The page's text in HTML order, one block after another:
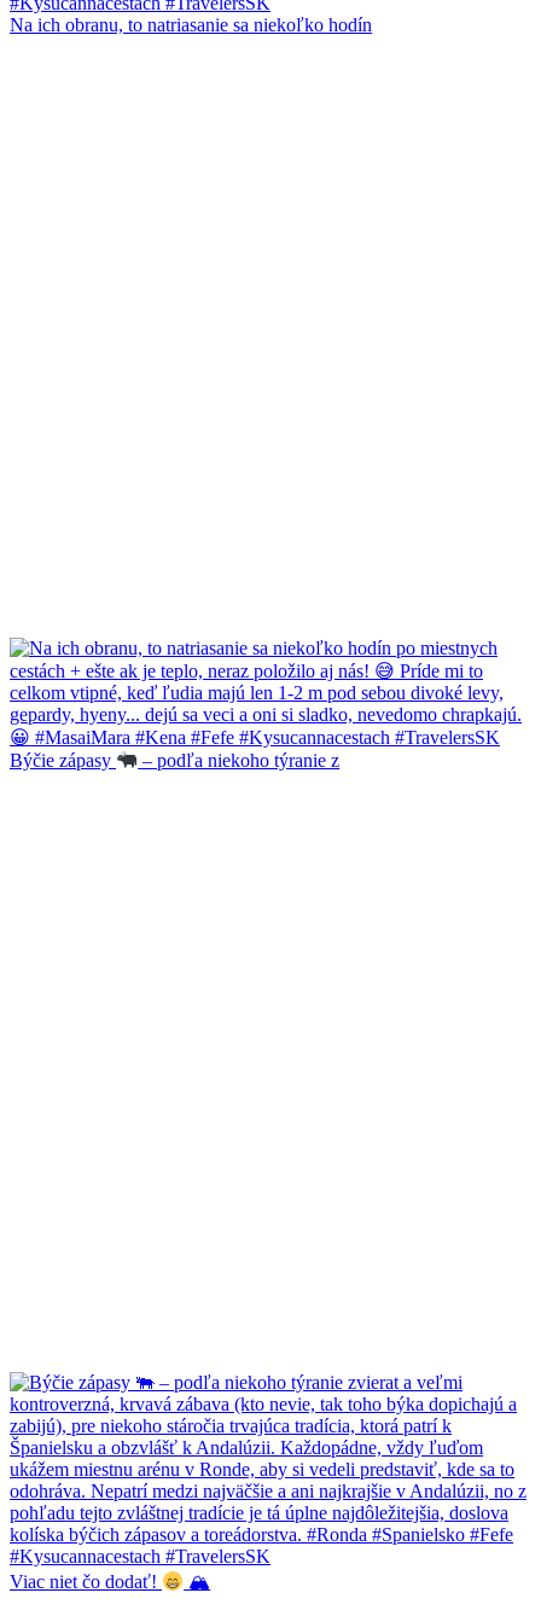
Na ich obranu, to natriasanie sa niekoľko hodín
Býčie zápasy – podľa niekoho týranie z
Viac niet čo dodať! 🏔